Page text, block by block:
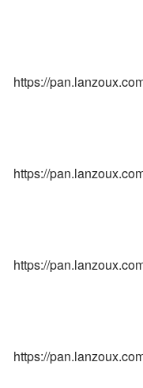
https://
https://
https://
https://